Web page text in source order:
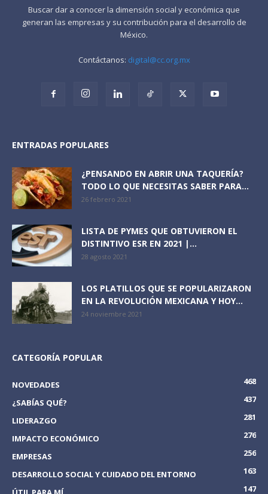
Buscar dar a conocer la dimensión social y económica que
generan las empresas y su contribución para el desarrollo de
México.
Contáctanos: digital@cc.org.mx
ENTRADAS POPULARES
¿PENSANDO EN ABRIR UNA TAQUERÍA?
TODO LO QUE NECESITAS SABER PARA...
26 febrero 2021
LISTA DE PYMES QUE OBTUVIERON EL
DISTINTIVO ESR EN 2021 |...
28 agosto 2021
LOS PLATILLOS QUE SE POPULARIZARON
EN LA REVOLUCIÓN MEXICANA Y HOY...
24 noviembre 2021
CATEGORÍA POPULAR
NOVEDADES
468
¿SABÍAS QUÉ?
437
LIDERAZGO
281
IMPACTO ECONÓMICO
276
EMPRESAS
256
DESARROLLO SOCIAL Y CUIDADO DEL ENTORNO
163
147